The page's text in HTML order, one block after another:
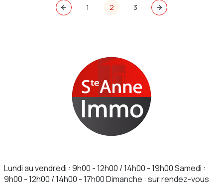
1 2 3
Lundi au vendredi : 9h00 - 12h00 / 14h00 - 19h00 Samedi :
9h00 - 12h00 / 14h00 - 17h00 Dimanche : sur rendez-vous